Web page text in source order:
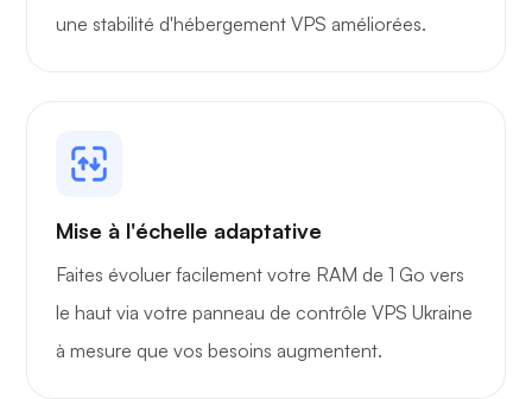
une stabilité d'hébergement VPS améliorées.
Mise à l'échelle adaptative
Faites évoluer facilement votre RAM de 1 Go vers
le haut via votre panneau de contrôle VPS Ukraine
à mesure que vos besoins augmentent.